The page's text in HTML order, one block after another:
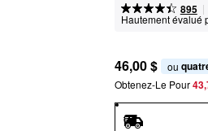
895 |
Hautement évalué
46,00 $ ou
Obtenez-Le Pour